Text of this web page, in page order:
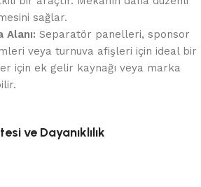
sağlar.
Alanı: Separatör panelleri, sponsor
veya turnuva afişleri için ideal bir
için ek gelir kaynağı veya marka
ve Dayanıklılık